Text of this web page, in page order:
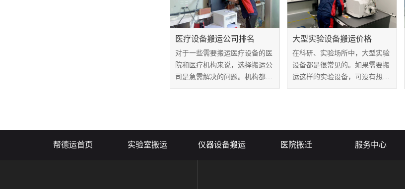
如何确保搬运过...
实验仪器搬运价...
医疗设备搬运公司排名
对于一些需要搬运医疗设备的医
院和医疗机构来说，选择搬运公
司是急需解决的问题。机构都希
望能够找到一家具有丰富经验、
大型实验设备搬运价格
在科研、实验场所中，大型实验
设备都是很常见的。如果需要搬
运这样的实验设备，可没有想象
中的那么简单。在搬运过程一般
帮德运首页 实验室搬运 仪器设备搬运 医院搬迁 服务中心